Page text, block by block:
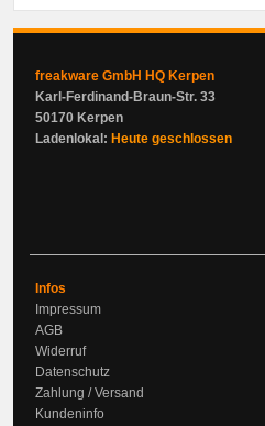
freakware GmbH HQ Kerpen
Karl-Ferdinand-Braun-Str. 33
50170 Kerpen
Ladenlokal: Heute geschlossen
Infos
Impressum
AGB
Widerruf
Datenschutz
Zahlung / Versand
Kundeninfo